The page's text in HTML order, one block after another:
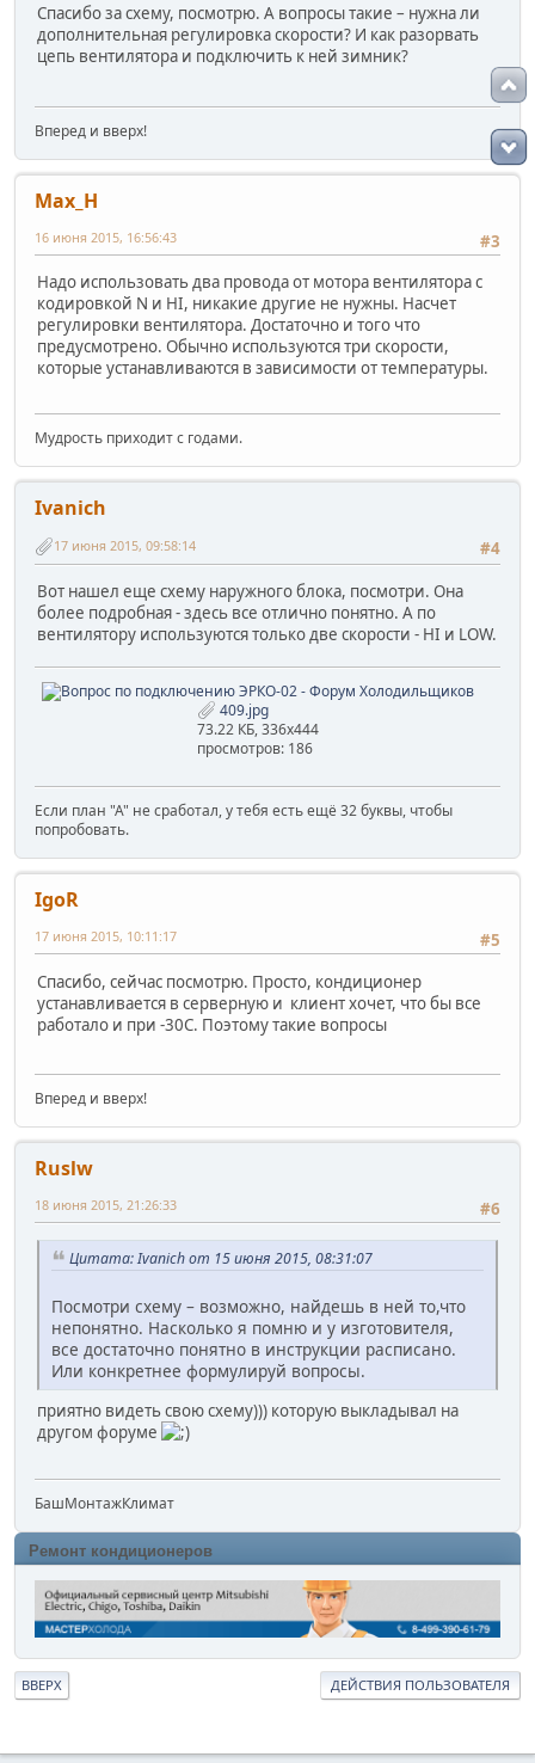
Спасибо за схему, посмотрю. А вопросы такие – нужна ли
дополнительная регулировка скорости? И как разорвать
цепь вентилятора и подключить к ней зимник?
Вперед и вверх!
Max_H
#3
16 июня 2015, 16:56:43
Надо использовать два провода от мотора вентилятора с
кодировкой N и HI, никакие другие не нужны. Насчет
регулировки вентилятора. Достаточно и того что
предусмотрено. Обычно используются три скорости,
которые устанавливаются в зависимости от температуры.
Мудрость приходит с годами.
Ivanich
#4
17 июня 2015, 09:58:14
Вот нашел еще схему наружного блока, посмотри. Она
более подробная - здесь все отлично понятно. А по
вентилятору используются только две скорости - HI и LOW.
409.jpg
73.22 КБ, 336x444
просмотров: 186
Если план "А" не сработал, у тебя есть ещё 32 буквы, чтобы
попробовать.
IgoR
#5
17 июня 2015, 10:11:17
Спасибо, сейчас посмотрю. Просто, кондиционер
устанавливается в серверную и клиент хочет, что бы все
работало и при -30С. Поэтому такие вопросы
Вперед и вверх!
Ruslw
#6
18 июня 2015, 21:26:33
Цитата: Ivanich от 15 июня 2015, 08:31:07
Посмотри схему – возможно, найдешь в ней то,что
непонятно. Насколько я помню и у изготовителя,
все достаточно понятно в инструкции расписано.
Или конкретнее формулируй вопросы.
приятно видеть свою схему))) которую выкладывал на
другом форуме
БашМонтажКлимат
Ремонт кондиционеров
ВВЕРХ ДЕЙСТВИЯ ПОЛЬЗОВАТЕЛЯ